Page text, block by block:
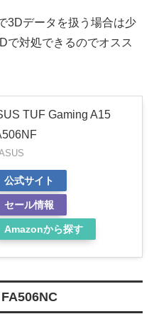
3Dデータを扱う場合は少
で対処できるのでオスス
TUF Gaming A15
公式サイト
セール情報
Amazonから探す